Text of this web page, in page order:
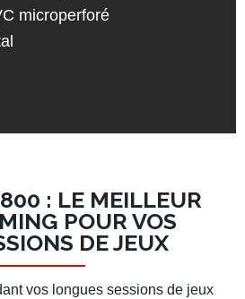
microperforé
: LE MEILLEUR
POUR VOS
DE JEUX
vos longues sessions de jeux